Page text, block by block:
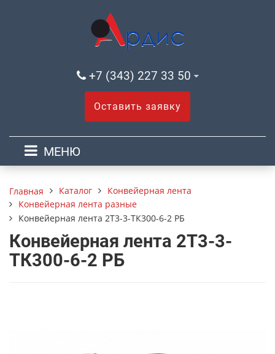
+7 (343) 227 33 50
Оставить заявку
МЕНЮ
Главная Каталог
Конвейерная лента
Конвейерная лента разные
Конвейерная лента 2Т3-3-ТК300-6-2 РБ
Конвейерная лента 2Т3-3-
ТК300-6-2 РБ